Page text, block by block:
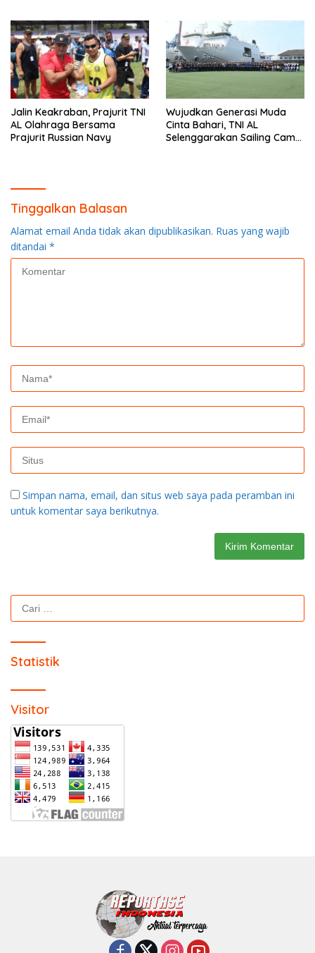
Jalin Keakraban, Prajurit TNI
AL Olahraga Bersama
Prajurit Russian Navy
Wujudkan Generasi Muda
Cinta Bahari, TNI AL
Selenggarakan Sailing Camp
Tinggalkan Balasan
Alamat email Anda tidak akan dipublikasikan. Ruas yang wajib
ditandai *
Simpan nama, email, dan situs web saya pada peramban ini
untuk komentar saya berikutnya.
Cari
untuk:
Statistik
Visitor